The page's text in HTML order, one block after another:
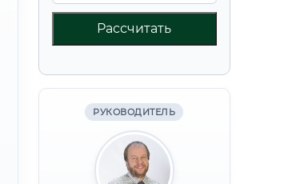
Рассчитать
РУКОВОДИТЕЛЬ